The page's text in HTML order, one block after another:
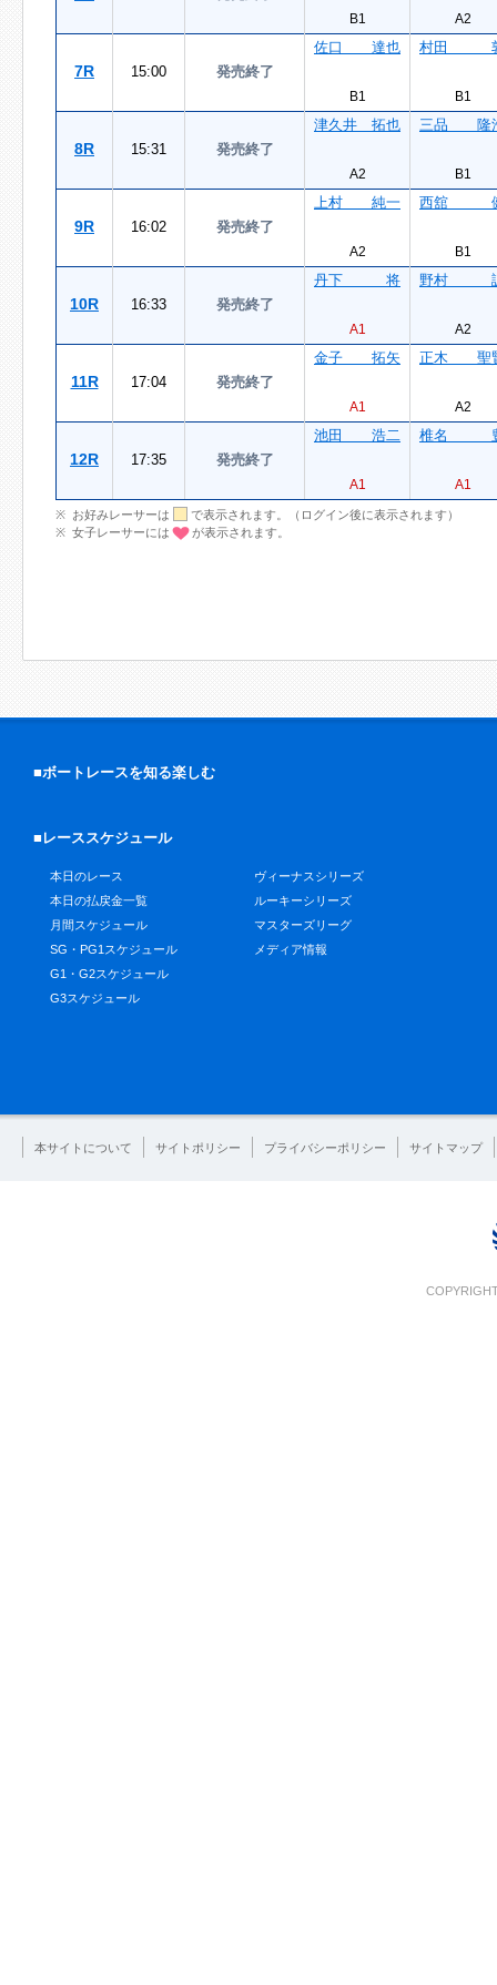
B1 A2
7R 15:00 発売終了
佐口 達也
B1
村田
B1
8R 15:31 発売終了
津久井 拓也
A2
三品 隆
B1
9R 16:02 発売終了
上村 純一
A2
西舘
B1
10R 16:33 発売終了
丹下 将
A1
野村
A2
11R 17:04 発売終了
金子 拓矢
A1
正木 聖
A2
12R 17:35 発売終了
池田 浩二
A1
椎名
A1
お好みレーサーは
で表示されます。（ログイン後に表示されます）
女子レーサーには
が表示されます。
■ボートレースを知る楽しむ
■レーススケジュール
本日のレース
本日の払戻金一覧
月間スケジュール
SG・PG1スケジュール
G1・G2スケジュール
G3スケジュール
ヴィーナスシリーズ
ルーキーシリーズ
マスターズリーグ
メディア情報
本サイトについて サイトポリシー プライバシーポリシー サイトマップ